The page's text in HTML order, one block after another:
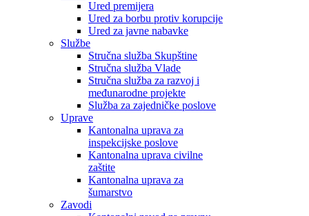
Ured premijera
Ured za borbu protiv korupcije
Ured za javne nabavke
Službe
Stručna služba Skupštine
Stručna služba Vlade
Stručna služba za razvoj i
međunarodne projekte
Služba za zajedničke poslove
Uprave
Kantonalna uprava za
inspekcijske poslove
Kantonalna uprava civilne
zaštite
Kantonalna uprava za
šumarstvo
Zavodi